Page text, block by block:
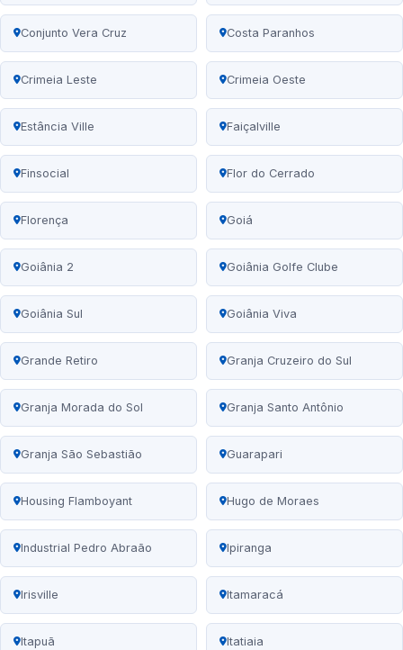
Conjunto Vera Cruz Costa Paranhos
Crimeia Leste Crimeia Oeste
Estância Ville Faiçalville
Finsocial Flor do Cerrado
Florença Goiá
Goiânia 2 Goiânia Golfe Clube
Goiânia Sul Goiânia Viva
Grande Retiro Granja Cruzeiro do Sul
Granja Morada do Sol Granja Santo Antônio
Granja São Sebastião Guarapari
Housing Flamboyant Hugo de Moraes
Industrial Pedro Abraão Ipiranga
Irisville Itamaracá
Itapuã Itatiaia